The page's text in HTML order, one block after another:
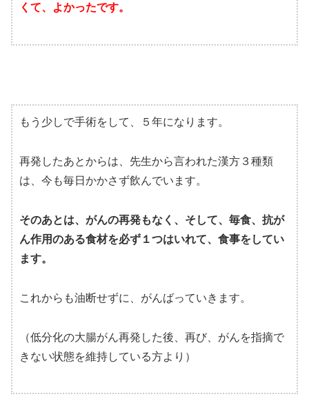
くて、よかったです。
もう少しで手術をして、５年になります。
再発したあとからは、先生から言われた漢方３種類
は、今も毎日かかさず飲んでいます。
そのあとは、がんの再発もなく、そして、毎食、抗が
ん作用のある食材を必ず１つはいれて、食事をしてい
ます。
これからも油断せずに、がんばっていきます。
（低分化の大腸がん再発した後、再び、がんを指摘で
きない状態を維持している方より）